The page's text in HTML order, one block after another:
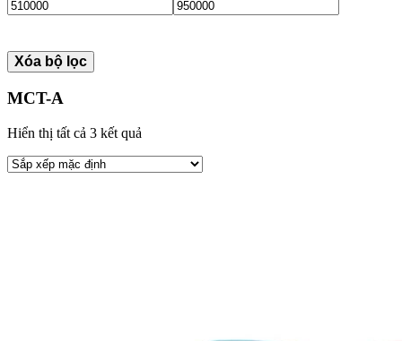
Xóa bộ lọc
MCT-A
Hiển thị tất cả 3 kết quả